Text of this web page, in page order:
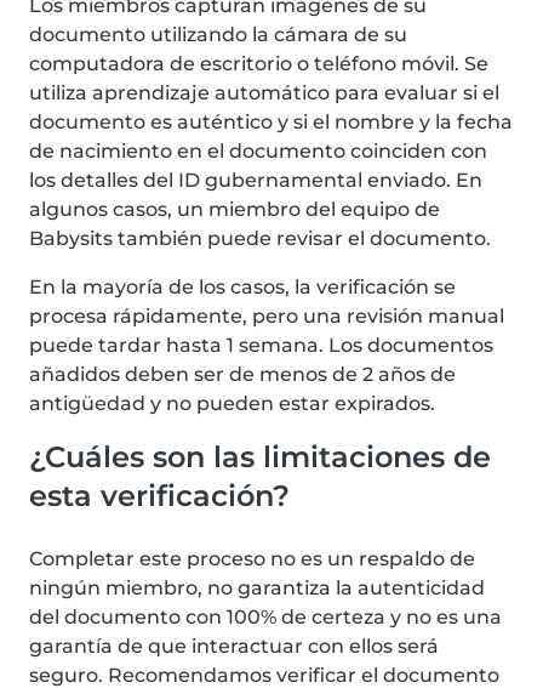
Los miembros capturan imágenes de su
documento utilizando la cámara de su
computadora de escritorio o teléfono móvil. Se
utiliza aprendizaje automático para evaluar si el
documento es auténtico y si el nombre y la fecha
de nacimiento en el documento coinciden con
los detalles del ID gubernamental enviado. En
algunos casos, un miembro del equipo de
Babysits también puede revisar el documento.
En la mayoría de los casos, la verificación se
procesa rápidamente, pero una revisión manual
puede tardar hasta 1 semana. Los documentos
añadidos deben ser de menos de 2 años de
antigüedad y no pueden estar expirados.
¿Cuáles son las limitaciones de
esta verificación?
Completar este proceso no es un respaldo de
ningún miembro, no garantiza la autenticidad
del documento con 100% de certeza y no es una
garantía de que interactuar con ellos será
seguro. Recomendamos verificar el documento